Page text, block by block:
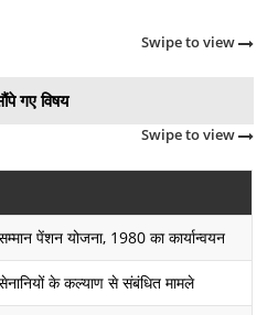
Swipe to view
गए विषय
Swipe to view
पेंशन योजना, 1980 का कार्यान्वयन
के कल्याण से संबंधित मामले